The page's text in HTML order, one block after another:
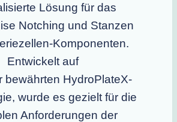
Lösung für das
Notching und Stanzen
Komponenten.
Entwickelt auf
bewährten HydroPlateX-
wurde es gezielt für die
Anforderungen der